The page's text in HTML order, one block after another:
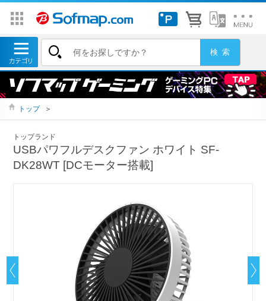
トップ ＞
トップランド
USBパワフルデスクファン ホワイト SF-
DK28WT [DCモーター搭載]